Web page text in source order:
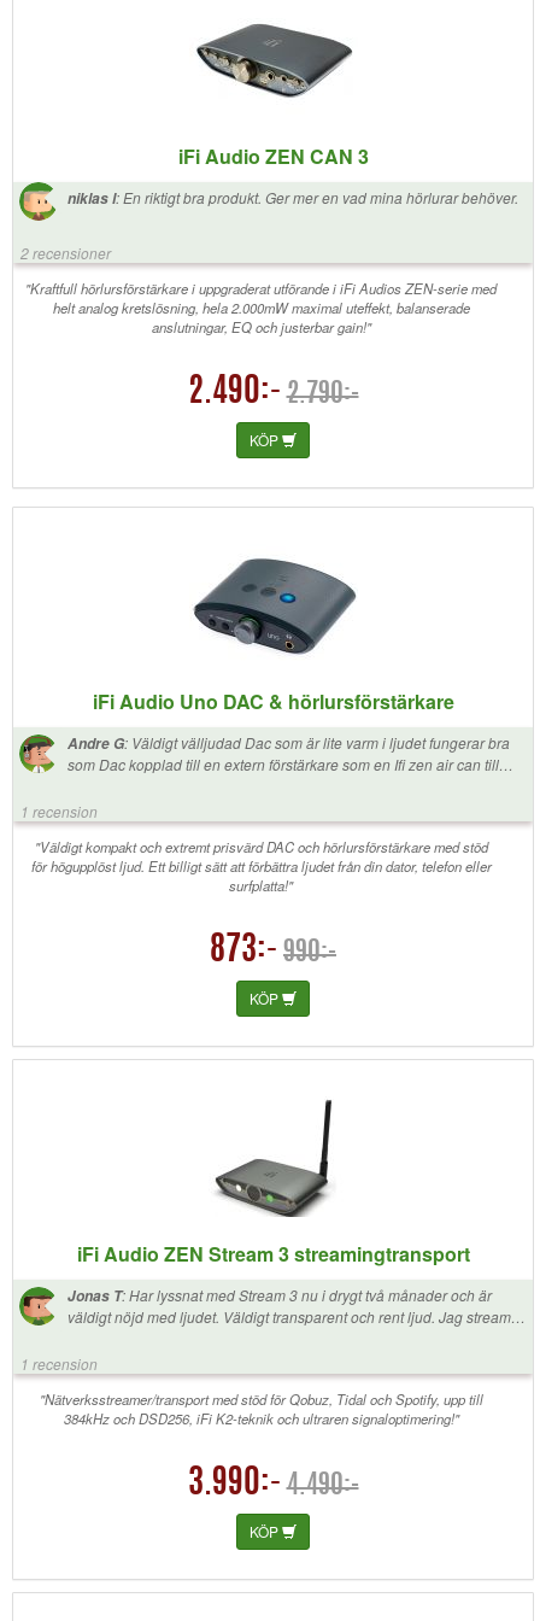
iFi Audio ZEN CAN 3
niklas l:En riktigt bra produkt. Ger mer en vad mina hörlurar behöver.
2 recensioner
"Kraftfull hörlursförstärkare i uppgraderat utförande i iFi Audios ZEN-serie med
helt analog kretslösning, hela 2.000mW maximal uteffekt, balanserade
anslutningar, EQ och justerbar gain!"
2.490:- 2.790:-
KÖP
iFi Audio Uno DAC & hörlursförstärkare
Andre G: Väldigt välljudad Dac som är lite varm i ljudet fungerar bra
som Dac kopplad till en extern förstärkare som en Ifi zen air can till
1 recension
"Väldigt kompakt och extremt prisvärd DAC och hörlursförstärkare med stöd
för högupplöst ljud. Ett billigt sätt att förbättra ljudet från din dator, telefon eller
surfplatta!"
873:- 990:-
KÖP
iFi Audio ZEN Stream 3 streamingtransport
Jonas T:Har lyssnat med Stream 3 nu i drygt två månader och är
väldigt nöjd med ljudet. Väldigt transparent och rent ljud. Jag streamar
iCan och Hifiman HE1000se. Min setup är väldigt ren och avslöjar allt
som inte ska vara där. Jag kan inte höra skillnad på Stream 3 jämfört
med när jag spelar CD-skivor, det låter lika bra, vilket är ett väldigt bra
betyg på en streamer. Jag använder USB-uttaget i Streamern, har inte
Ifi's app, ifi Nexis är inte den mest intuitiva appen, men den använde
jag bara när jag kopplade upp Streamern till mitt WiFi-nätverk, så det
är egentligen inte något problem.
1 recension
"Nätverksstreamer/transport med stöd för Qobuz, Tidal och Spotify, upp till
384kHz och DSD256, iFi K2-teknik och ultraren signaloptimering!"
3.990:- 4.490:-
KÖP